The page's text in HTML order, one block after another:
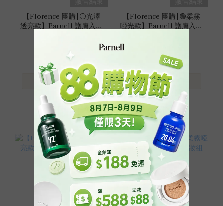
【Florence 團購|⚪光澤
透亮款】Parnell 護膚入門
【Florence 團購|🟢柔霧
啞光款】Parnell 護膚入門
[買3送1] 持久貼妝組